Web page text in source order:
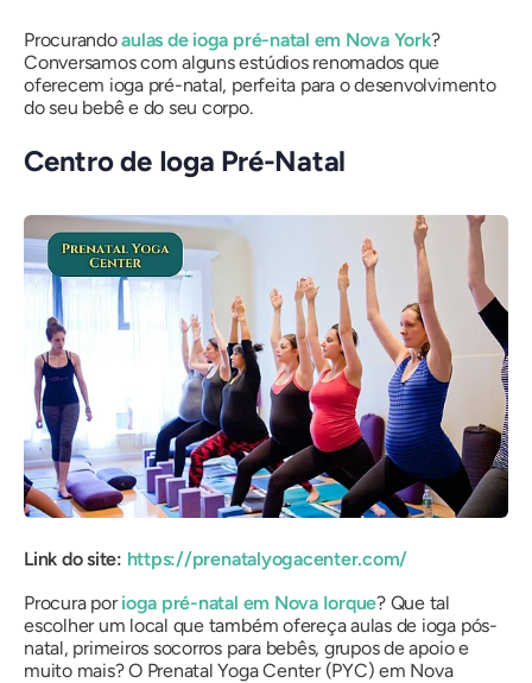
Procurandoaulas de ioga pré-natal em Nova York?
Conversamos com alguns estúdios renomados que
oferecem ioga pré-natal, perfeita para o desenvolvimento
do seu bebê e do seu corpo.
Centro de Ioga Pré-Natal
Link do site: https://prenatalyogacenter.com/
Procura porioga pré-natal em Nova Iorque? Que tal
escolher um local que também ofereça aulas de ioga pós-
natal, primeiros socorros para bebês, grupos de apoio e
muito mais? O Prenatal Yoga Center (PYC) em Nova